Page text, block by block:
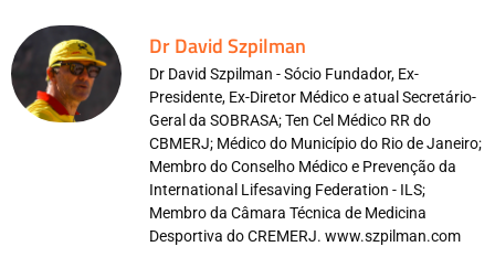
Dr David Szpilman
Dr David Szpilman - Sócio Fundador, Ex-
Presidente, Ex-Diretor Médico e atual Secretário-
Geral da SOBRASA; Ten Cel Médico RR do
CBMERJ; Médico do Município do Rio de Janeiro;
Membro do Conselho Médico e Prevenção da
International Lifesaving Federation - ILS;
Membro da Câmara Técnica de Medicina
Desportiva do CREMERJ. www.szpilman.com